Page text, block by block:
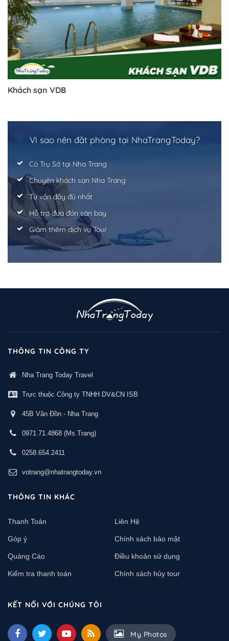
Trở về trang trước đó
Khách sạn VDB
Vì sao nên đặt phòng tại NhaTrangToday?
Có Trụ Sở tại Nha Trang
Chuyên khách sạn Nha Trang
Tư vấn đầy đủ nhất
Hỗ trợ đưa đón sân bay
Giảm thêm dịch vụ Tour
THÔNG TIN CÔNG TY
Nha Trang Today Travel
Trực thuộc Công ty TNHH DV&CN ISB
45B Vân Đồn - Nha Trang
0971.71.4868 (Ms.Trang)
0258.654.2411
votrang@nhatrangtoday.vn
THÔNG TIN KHÁC
Thanh Toán Liên Hệ
Góp ý Chính sách bảo mật
Quảng Cáo Điều khoản sử dụng
Kiểm tra thanh toán Chính sách hủy tour
KẾT NỐI VỚI CHÚNG TÔI
My Photos